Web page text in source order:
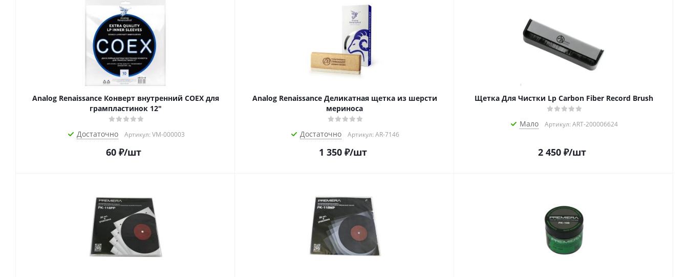
Analog Renaissance Конверт внутренний COEX для
грампластинок 12"
Достаточно Артикул: VM-000003
60 ₽/шт
Analog Renaissance Деликатная щетка из шерсти
мериноса
Достаточно Артикул: AR-7146
1 350₽/шт
Щетка Для Чистки Lp Carbon Fiber Record Brush
Мало Артикул: ART-200006624
2 450₽/шт